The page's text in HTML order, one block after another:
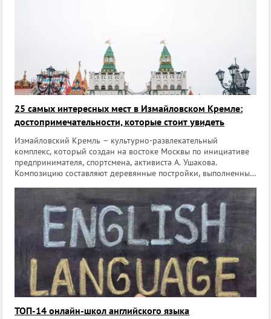
25 самых интересных мест в Измайловском Кремле:
достопримечательности, которые стоит увидеть
Измайловский Кремль – культурно-развлекательный
комплекс, который создан на востоке Москвы по инициативе
предпринимателя, спортсмена, активиста А. Ушакова.
Композицию составляют деревянные постройки, выполненные
продлились с 1998 по 2007 год.
ТОП-14 онлайн-школ английского языка